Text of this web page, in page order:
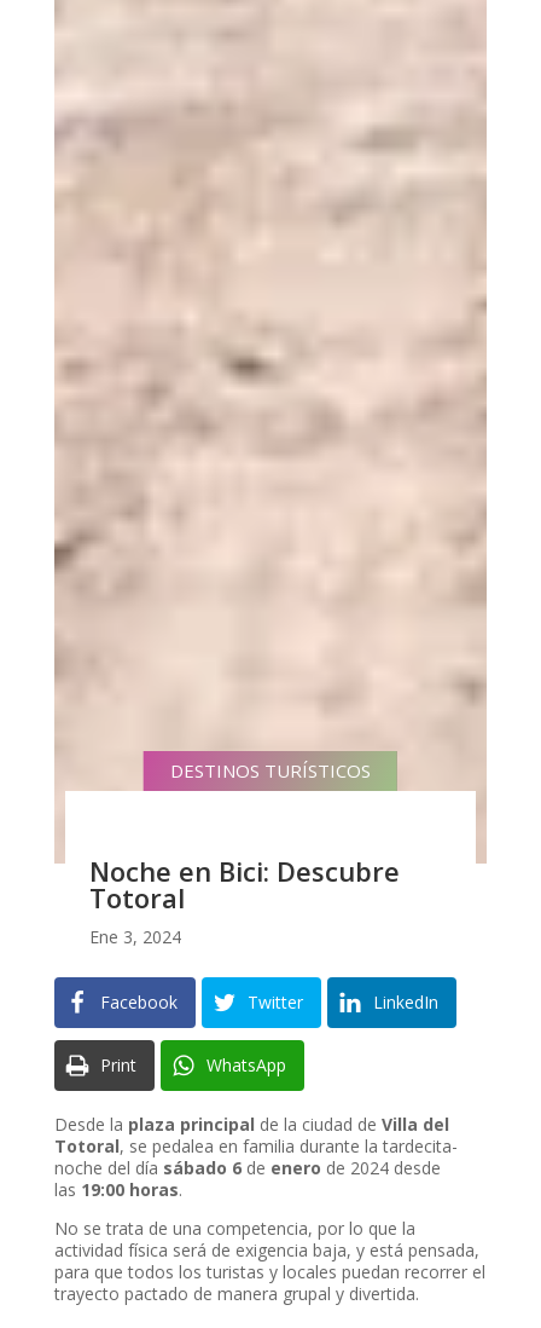
DESTINOS TURÍSTICOS
Noche en Bici: Descubre
Totoral
Ene 3, 2024
Facebook Twitter LinkedIn
Print WhatsApp
Desde la plaza principal de la ciudad de Villa del
Totoral, se pedalea en familia durante la tardecita-
noche del día sábado 6de enero de 2024 desde
las 19:00 horas.
No se trata de una competencia, por lo que la
actividad física será de exigencia baja, y está pensada,
para que todos los turistas y locales puedan recorrer el
trayecto pactado de manera grupal y divertida.